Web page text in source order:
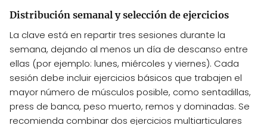
Distribución semanal y selección de ejercicios
La clave está en repartir tres sesiones durante la
semana, dejando al menos un día de descanso entre
ellas (por ejemplo: lunes, miércoles y viernes). Cada
sesión debe incluir ejercicios básicos que trabajen el
mayor número de músculos posible, como sentadillas,
press de banca, peso muerto, remos y dominadas. Se
recomienda combinar dos ejercicios multiarticulares